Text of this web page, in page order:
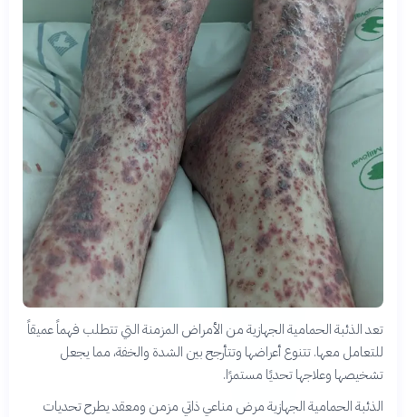
تعد الذئبة الحمامية الجهازية من الأمراض المزمنة التي تتطلب فهماً عميقاً
للتعامل معها. تتنوع أعراضها وتتأرجح بين الشدة والخفة، مما يجعل
تشخيصها وعلاجها تحديًا مستمرًا.
الذئبة الحمامية الجهازية مرض مناعي ذاتي مزمن ومعقد يطرح تحديات